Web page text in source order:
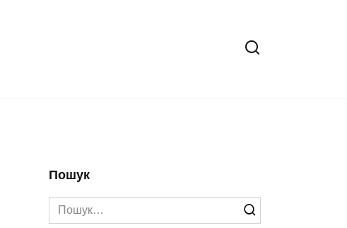
Пошук
Search
for: